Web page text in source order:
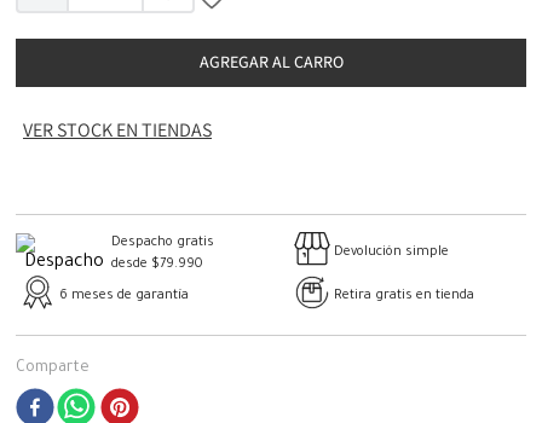
AGREGAR AL CARRO
VER STOCK EN TIENDAS
Despacho gratis
desde $79.990
Devolución simple
6 meses de garantía Retira gratis en tienda
Comparte